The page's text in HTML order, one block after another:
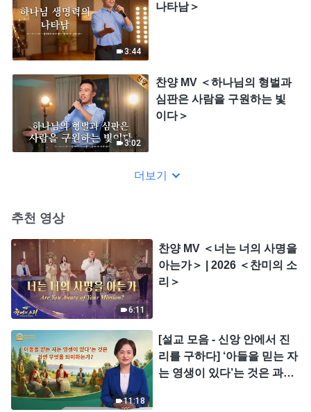
3:44
나타남＞
3:02
찬양 MV ＜하나님의 형벌과
심판은 사람을 구원하는 빛
이다＞
더보기
추천 영상
6:11
찬양 MV ＜너는 너의 사명을
아는가＞ | 2026 ＜찬미의 소
리＞
11:18
[설교 모음 - 신앙 안에서 진
리를 구하다] ‘아들을 믿는 자
는 영생이 있다’는 것은 과연